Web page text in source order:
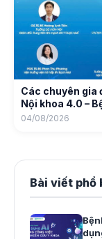
Các chuyên gia
Nội khoa 4.0 –
04/08/2026
Bài viết phổ